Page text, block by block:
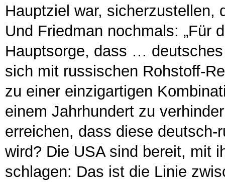
Hauptziel war, sicherzustellen,
Und Friedman nochmals: „Für
Hauptsorge, dass …
sich mit russischen Rohstoff-
zu einer einzigartigen
einem Jahrhundert zu
erreichen, dass diese
wird? Die USA sind bereit, mit
schlagen: Das ist die Linie